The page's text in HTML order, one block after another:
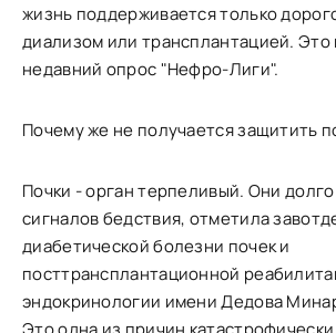
жизнь поддерживается только
диализом или трансплантацией. Это
недавний опрос "Нефро-Лиги".
Почему же не получается защитить
Почки - орган терпеливый. Они
сигналов бедствия, отметила
диабетической болезни почек и
посттрансплантационной
эндокринологии имени Дедова